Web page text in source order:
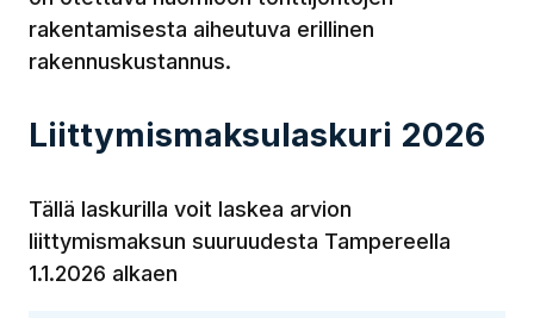
rakentamisesta aiheutuva erillinen
rakennuskustannus.
Liittymismaksulaskuri 2026
Tällä laskurilla voit laskea arvion
liittymismaksun suuruudesta Tampereella
1.1.2026 alkaen